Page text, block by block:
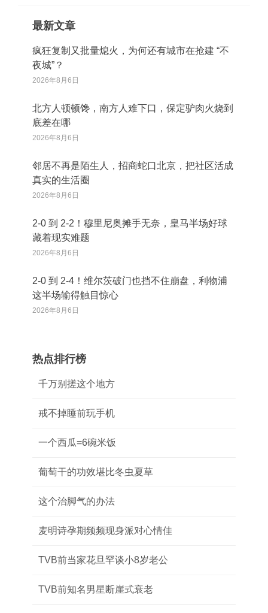
最新文章
疯狂复制又批量熄火，为何还有城市在抢建 “不
夜城”？
2026年8月6日
北方人顿顿馋，南方人难下口，保定驴肉火烧到
底差在哪
2026年8月6日
邻居不再是陌生人，招商蛇口北京，把社区活成
真实的生活圈
2026年8月6日
2‑0 到 2‑2！穆里尼奥摊手无奈，皇马半场好球
藏着现实难题
2026年8月6日
2‑0 到 2‑4！维尔茨破门也挡不住崩盘，利物浦
这半场输得触目惊心
2026年8月6日
热点排行榜
千万别搓这个地方
戒不掉睡前玩手机
一个西瓜=6碗米饭
葡萄干的功效堪比冬虫夏草
这个治脚气的办法
麦明诗孕期频频现身派对心情佳
TVB前当家花旦罕谈小8岁老公
TVB前知名男星断崖式衰老